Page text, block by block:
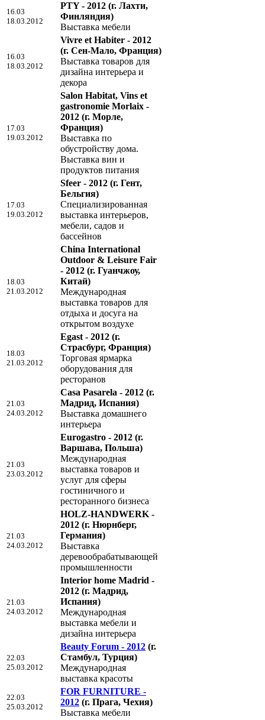
16.03
18.03.2012
PTY - 2012 (г. Лахти,
Финляндия)
Выставка мебели
16.03
18.03.2012
Vivre et Habiter - 2012
(г. Сен-Мало, Франция)
Выставка товаров для
дизайна интерьера и
декора
17.03
19.03.2012
Salon Habitat, Vins et
gastronomie Morlaix -
2012 (г. Морле,
Франция)
Выставка по
обустройству дома.
Выставка вин и
продуктов питания
17.03
19.03.2012
Sfeer - 2012 (г. Гент,
Бельгия)
Специализированная
выставка интерьеров,
мебели, садов и
бассейнов
18.03
21.03.2012
China International
Outdoor & Leisure Fair
- 2012 (г. Гуанчжоу,
Китай)
Международная
выставка товаров для
отдыха и досуга на
открытом воздухе
18.03
21.03.2012
Egast - 2012 (г.
Страсбург, Франция)
Торговая ярмарка
оборудования для
ресторанов
21.03
24.03.2012
Casa Pasarela - 2012 (г.
Мадрид, Испания)
Выставка домашнего
интерьера
21.03
23.03.2012
Eurogastro - 2012 (г.
Варшава, Польша)
Международная
выставка товаров и
услуг для сферы
гостиничного и
ресторанного бизнеса
21.03
24.03.2012
HOLZ-HANDWERK -
2012 (г. Нюрнберг,
Германия)
Выставка
деревообрабатывающей
промышленности
21.03
24.03.2012
Interior home Madrid -
2012 (г. Мадрид,
Испания)
Международная
выставка мебели и
дизайна интерьера
22.03
25.03.2012
Beauty Forum - 2012 (г.
Стамбул, Турция)
Международная
выставка красоты
22.03
25.03.2012
FOR FURNITURE -
2012 (г. Прага, Чехия)
Выставка мебели